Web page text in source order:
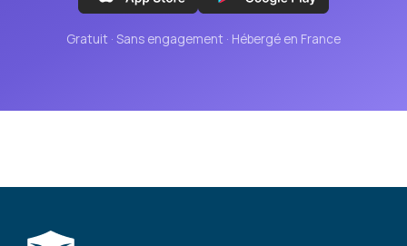
Gratuit · Sans engagement · Hébergé en France